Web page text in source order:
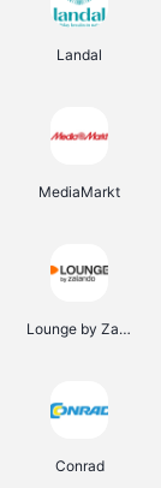
Landal
MediaMarkt
Lounge by Zalando
Conrad